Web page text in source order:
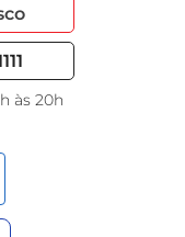
às 20h